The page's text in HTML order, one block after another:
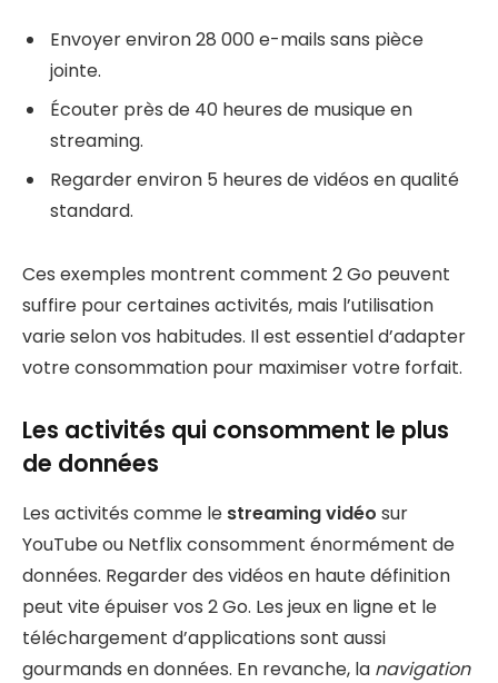
Envoyer environ 28 000 e-mails sans pièce
jointe.
Écouter près de 40 heures de musique en
streaming.
Regarder environ 5 heures de vidéos en qualité
standard.
Ces exemples montrent comment 2 Go peuvent
suffire pour certaines activités, mais l’utilisation
varie selon vos habitudes. Il est essentiel d’adapter
votre consommation pour maximiser votre forfait.
Les activités qui consomment le plus
de données
Les activités comme le streaming vidéo sur
YouTube ou Netflix consomment énormément de
données. Regarder des vidéos en haute définition
peut vite épuiser vos 2 Go. Les jeux en ligne et le
téléchargement d’applications sont aussi
gourmands en données. En revanche, la navigation